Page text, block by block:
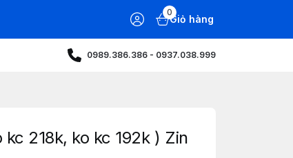
0
Giỏ hàng
0989.386.386 - 0937.038.999
218k, ko kc 192k ) Zin